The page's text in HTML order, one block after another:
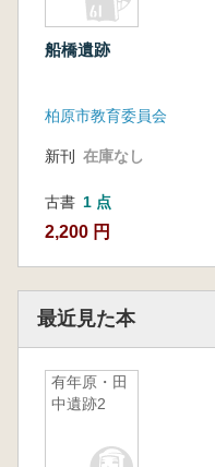
船橋遺跡
柏原市教育委員会
新刊 在庫なし
古書 1 点
2,200 円
最近見た本
有年原・田
中遺跡2